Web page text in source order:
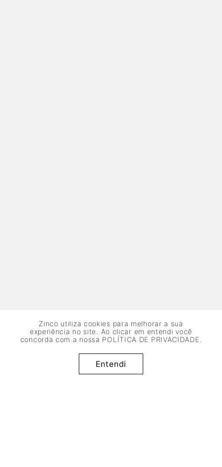
Zinco utiliza cookies para melhorar a sua
experiência no site. Ao clicar em entendi você
concorda com a nossa POLÍTICA DE PRIVACIDADE
Entendi